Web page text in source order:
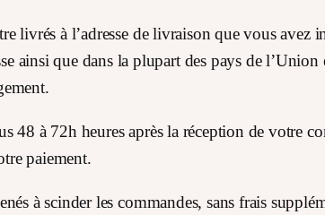
livrés à l’adresse de livraison que vous avez
ainsi que dans la plupart des pays de l’Union
à 72h heures après la réception de votre
paiement.
à scinder les commandes, sans frais